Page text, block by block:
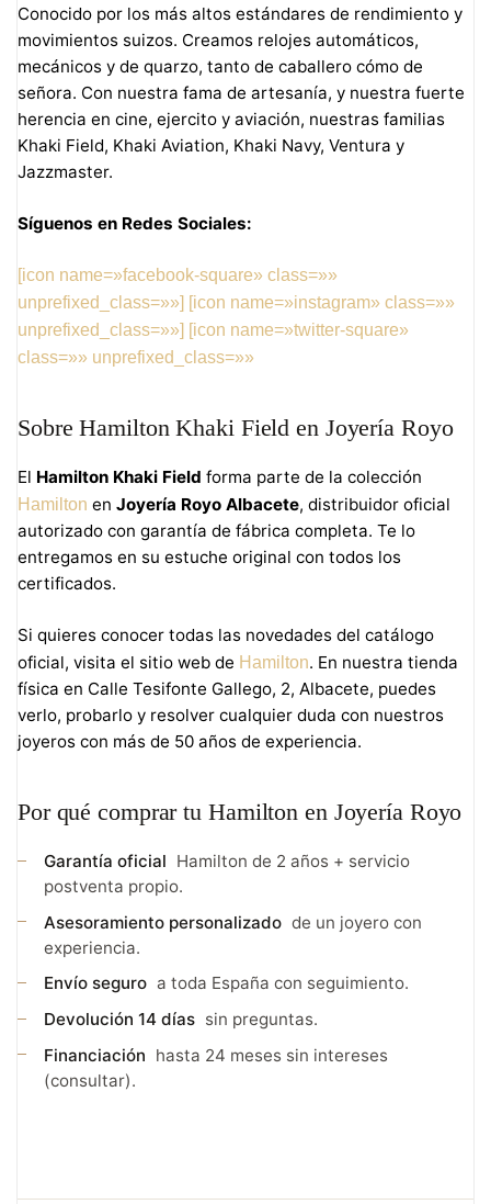
Conocido por los más altos estándares de rendimiento y
movimientos suizos. Creamos relojes automáticos,
mecánicos y de quarzo, tanto de caballero cómo de
señora. Con nuestra fama de artesanía, y nuestra fuerte
herencia en cine, ejercito y aviación, nuestras familias
Khaki Field, Khaki Aviation, Khaki Navy, Ventura y
Jazzmaster.
Síguenos en Redes Sociales:
[icon name=»facebook-square» class=»»
unprefixed_class=»»] [icon name=»instagram» class=»»
unprefixed_class=»»] [icon name=»twitter-square»
class=»» unprefixed_class=»»
Sobre Hamilton Khaki Field en Joyería Royo
El Hamilton Khaki Field forma parte de la colección
Hamilton en Joyería Royo Albacete, distribuidor oficial
autorizado con garantía de fábrica completa. Te lo
entregamos en su estuche original con todos los
certificados.
Si quieres conocer todas las novedades del catálogo
oficial, visita el sitio web de Hamilton. En nuestra tienda
física en Calle Tesifonte Gallego, 2, Albacete, puedes
verlo, probarlo y resolver cualquier duda con nuestros
joyeros con más de 50 años de experiencia.
Por qué comprar tu Hamilton en Joyería Royo
Garantía oficial Hamilton de 2 años + servicio
postventa propio.
Asesoramiento personalizado de un joyero con
experiencia.
Envío seguro a toda España con seguimiento.
Devolución 14 días sin preguntas.
Financiación hasta 24 meses sin intereses
(consultar).